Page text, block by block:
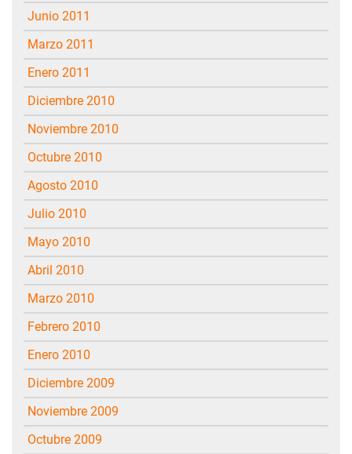
junio 2011
marzo 2011
enero 2011
diciembre 2010
noviembre 2010
octubre 2010
agosto 2010
julio 2010
mayo 2010
abril 2010
marzo 2010
febrero 2010
enero 2010
diciembre 2009
noviembre 2009
octubre 2009